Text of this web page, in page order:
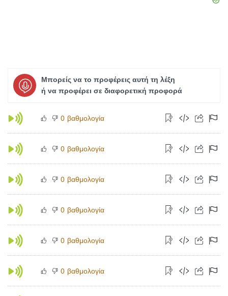
Μπορείς να το προφέρεις αυτή τη λέξη
ή να προφέρει σε διαφορετική προφορά
0 βαθμολογία
0 βαθμολογία
0 βαθμολογία
0 βαθμολογία
0 βαθμολογία
0 βαθμολογία